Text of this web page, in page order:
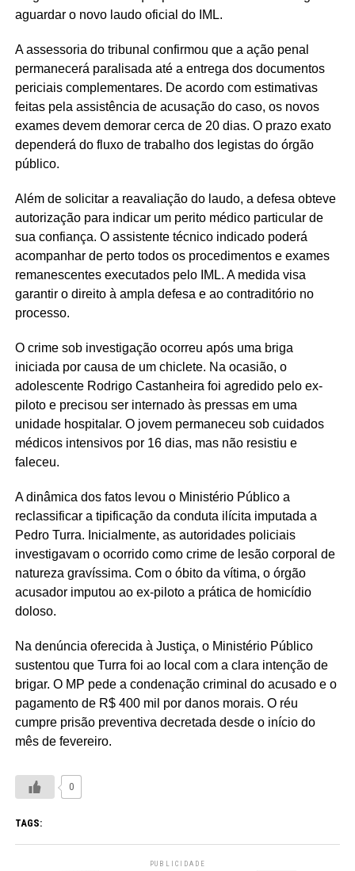
aguardar o novo laudo oficial do IML.
A assessoria do tribunal confirmou que a ação penal
permanecerá paralisada até a entrega dos documentos
periciais complementares. De acordo com estimativas
feitas pela assistência de acusação do caso, os novos
exames devem demorar cerca de 20 dias. O prazo exato
dependerá do fluxo de trabalho dos legistas do órgão
público.
Além de solicitar a reavaliação do laudo, a defesa obteve
autorização para indicar um perito médico particular de
sua confiança. O assistente técnico indicado poderá
acompanhar de perto todos os procedimentos e exames
remanescentes executados pelo IML. A medida visa
garantir o direito à ampla defesa e ao contraditório no
processo.
O crime sob investigação ocorreu após uma briga
iniciada por causa de um chiclete. Na ocasião, o
adolescente Rodrigo Castanheira foi agredido pelo ex-
piloto e precisou ser internado às pressas em uma
unidade hospitalar. O jovem permaneceu sob cuidados
médicos intensivos por 16 dias, mas não resistiu e
faleceu.
A dinâmica dos fatos levou o Ministério Público a
reclassificar a tipificação da conduta ilícita imputada a
Pedro Turra. Inicialmente, as autoridades policiais
investigavam o ocorrido como crime de lesão corporal de
natureza gravíssima. Com o óbito da vítima, o órgão
acusador imputou ao ex-piloto a prática de homicídio
doloso.
Na denúncia oferecida à Justiça, o Ministério Público
sustentou que Turra foi ao local com a clara intenção de
brigar. O MP pede a condenação criminal do acusado e o
pagamento de R$ 400 mil por danos morais. O réu
cumpre prisão preventiva decretada desde o início do
mês de fevereiro.
0
TAGS:
PUBLICIDADE